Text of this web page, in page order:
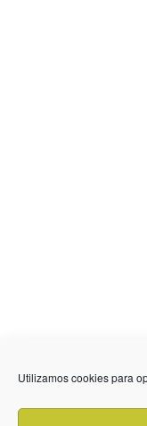
Utilizamos cookies para
636
info @